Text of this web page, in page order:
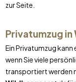
zur Seite.
Privatumzug in
Ein Privatumzug
wenn Sie viele
transportiert werden